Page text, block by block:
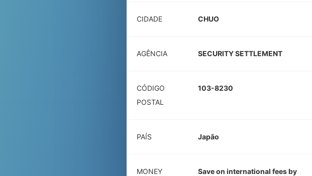
CIDADE CHUO
AGÊNCIA SECURITY SETTLEMENT
CÓDIGO
POSTAL
103-8230
PAÍS Japão
MONEY
Save on international fees by